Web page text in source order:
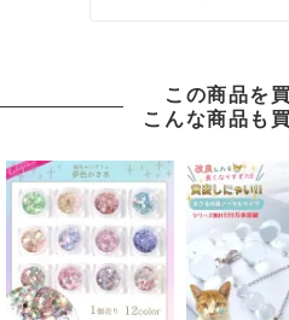
この商品を
こんな商品も